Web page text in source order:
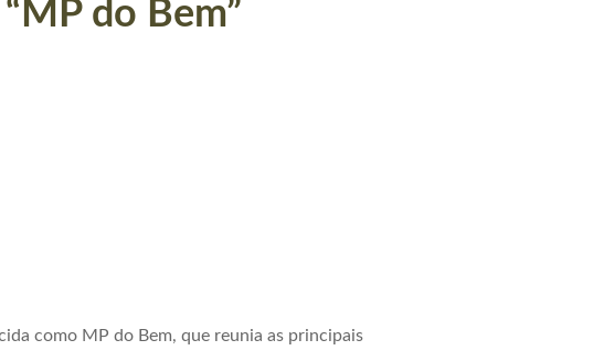
do Bem”
como MP do Bem, que reunia as principais